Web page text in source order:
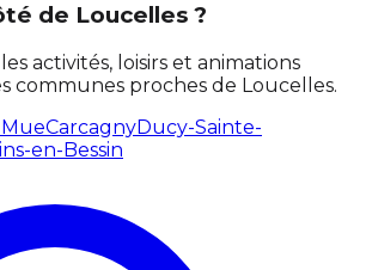
de Loucelles ?
activités, loisirs et animations
communes proches de Loucelles.
CarcagnyDucy-Sainte-
en-Bessin